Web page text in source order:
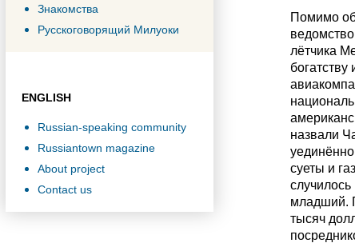
Знакомства
Русскоговорящий Милуоки
ENGLISH
Russian-speaking community
Russiantown magazine
About project
Contact us
Помимо
лётчика
назвали
суеты и
младший.
тысяч